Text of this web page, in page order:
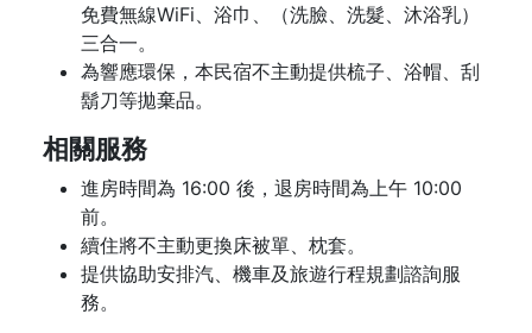
免費無線WiFi、浴巾、（洗臉、洗髮、沐浴乳）
三合一。
為響應環保，本民宿不主動提供梳子、浴帽、刮
鬍刀等拋棄品。
相關服務
進房時間為 16:00 後，退房時間為上午 10:00
前。
續住將不主動更換床被單、枕套。
提供協助安排汽、機車及旅遊行程規劃諮詢服
務。